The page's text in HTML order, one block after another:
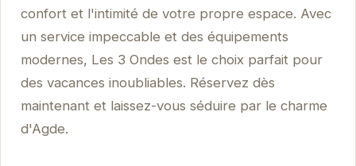
confort et l'intimité de votre propre espace. Avec
un service impeccable et des équipements
modernes, Les 3 Ondes est le choix parfait pour
des vacances inoubliables. Réservez dès
maintenant et laissez-vous séduire par le charme
d'Agde.